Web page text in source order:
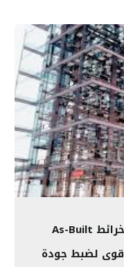
نظم المعلومات الجغرافية GIS وخرائط As-Built
لضبط جودة